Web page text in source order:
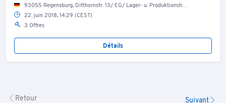
93055 Regensburg, Ditthornstr. 13/ EG/ Lager- u. Produktionshalle
22. juin 2018, 14:29 (CEST)
3 Offres
Détails
Retour Suivant